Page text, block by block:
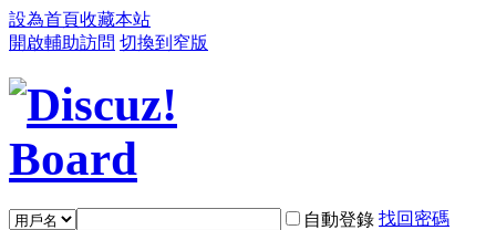
設為首頁收藏本站
開啟輔助訪問 切換到窄版
自動登錄 找回密碼